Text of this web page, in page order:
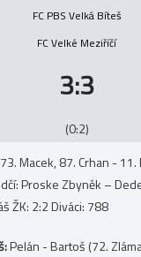
FC PBS Velká Bíteš
FC Velké Meziříčí
3:3
(0:2)
Macek, 87. Crhan - 11.
Proske Zbyněk –
ŽK: 2:2 Diváci: 788
Pelán - Bartoš (72.